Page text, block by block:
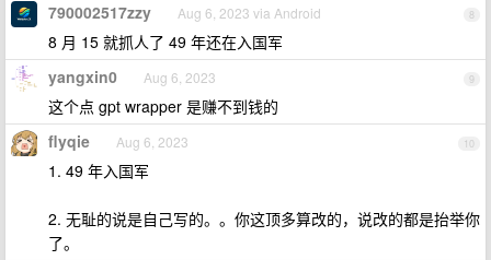
8
790002517zzy Aug 6, 2023 via Android
8 月 15 就抓人了 49 年还在入国军
9
yangxin0 Aug 6, 2023
这个点 gpt wrapper 是赚不到钱的
10
flyqie Aug 6, 2023
1. 49 年入国军
2. 无耻的说是自己写的。。你这顶多算改的，说改的都是抬举你
了。